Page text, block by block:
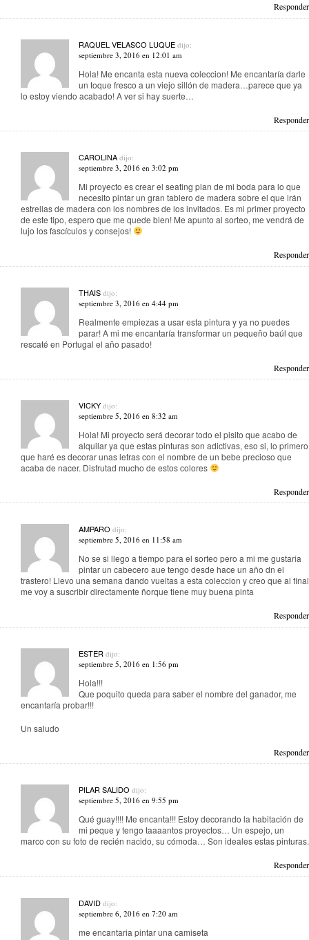
Responder
RAQUEL VELASCO LUQUE dijo:
septiembre 3, 2016 en 12:01 am
Hola! Me encanta esta nueva coleccion! Me encantaría darle
un toque fresco a un viejo sillón de madera…parece que ya
lo estoy viendo acabado! A ver si hay suerte…
Responder
CAROLINA dijo:
septiembre 3, 2016 en 3:02 pm
Mi proyecto es crear el seating plan de mi boda para lo que
necesito pintar un gran tablero de madera sobre el que irán
estrellas de madera con los nombres de los invitados. Es mi primer proyecto
de este tipo, espero que me quede bien! Me apunto al sorteo, me vendrá de
lujo los fascículos y consejos!
Responder
THAIS dijo:
septiembre 3, 2016 en 4:44 pm
Realmente empiezas a usar esta pintura y ya no puedes
parar! A mi me encantaría transformar un pequeño baúl que
rescaté en Portugal el año pasado!
Responder
VICKY dijo:
septiembre 5, 2016 en 8:32 am
Hola! Mi proyecto será decorar todo el pisito que acabo de
alquilar ya que estas pinturas son adictivas, eso si, lo primero
que haré es decorar unas letras con el nombre de un bebe precioso que
acaba de nacer. Disfrutad mucho de estos colores
Responder
AMPARO dijo:
septiembre 5, 2016 en 11:58 am
No se si llego a tiempo para el sorteo pero a mi me gustaria
pintar un cabecero aue tengo desde hace un año dn el
trastero! Llevo una semana dando vueltas a esta coleccion y creo que al final
me voy a suscribir directamente ñorque tiene muy buena pinta
Responder
ESTER dijo:
septiembre 5, 2016 en 1:56 pm
Hola!!!
Que poquito queda para saber el nombre del ganador, me
encantaría probar!!!
Un saludo
Responder
PILAR SALIDO dijo:
septiembre 5, 2016 en 9:55 pm
Qué guay!!!! Me encanta!!! Estoy decorando la habitación de
mi peque y tengo taaaantos proyectos… Un espejo, un
marco con su foto de recién nacido, su cómoda… Son ideales estas pinturas.
Responder
DAVID dijo:
septiembre 6, 2016 en 7:20 am
me encantaria pintar una camiseta